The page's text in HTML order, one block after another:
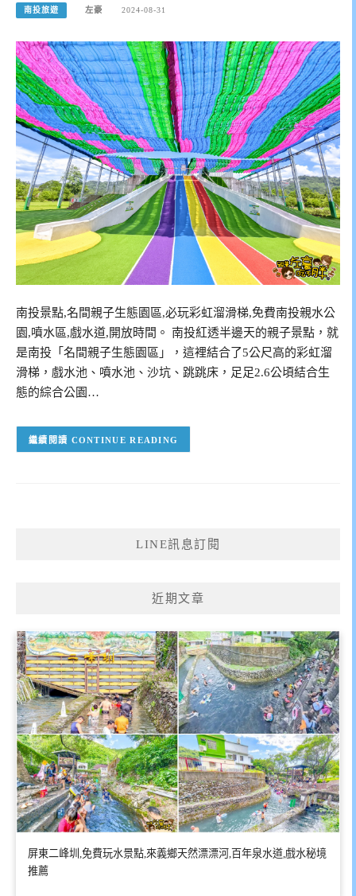
南投旅遊 左豪 2024-08-31
南投景點,名間親子生態園區,必玩彩虹溜滑梯,免費南投親水公
園,噴水區,戲水道,開放時間。 南投紅透半邊天的親子景點，就
是南投「名間親子生態園區」，這裡結合了5公尺高的彩虹溜
滑梯，戲水池、噴水池、沙坑、跳跳床，足足2.6公頃結合生
態的綜合公園…
CONTINUE READING
LINE訊息訂閱
近期文章
屏東二峰圳,免費玩水景點,來義鄉天然漂漂河,百年泉水道,戲水秘境
推薦